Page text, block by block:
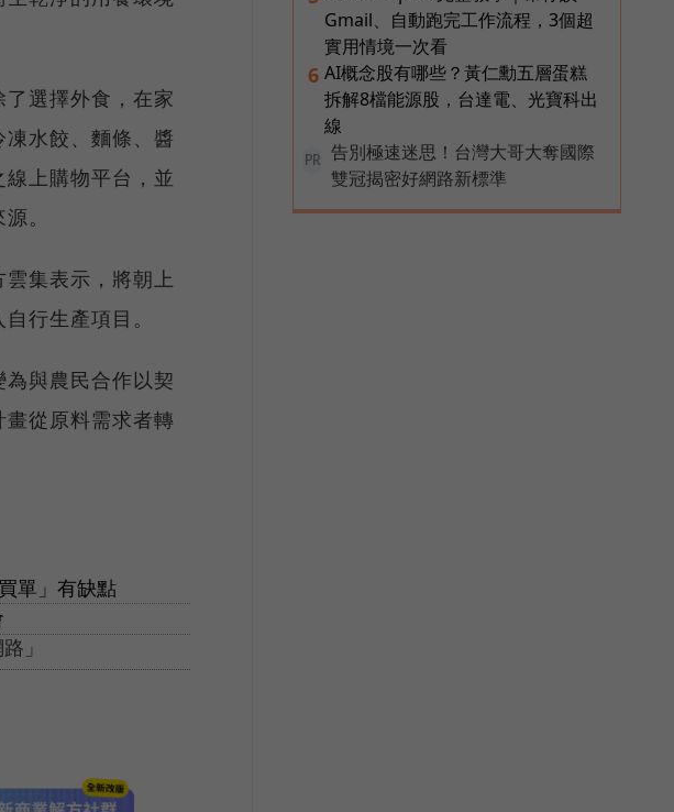
選擇外食，在家
水餃、麵條、醬
上購物平台，並
。
集表示，將朝上
行生產項目。
與農民合作以契
從原料需求者轉
單」有缺點
」
Gmail、自動跑完工作流程，3個超
實用情境一次看
6 AI概念股有哪些？黃仁勳五層蛋糕
拆解8檔能源股，台達電、光寶科出
線
PR
告別極速迷思！台灣大哥大奪國際
雙冠揭密好網路新標準